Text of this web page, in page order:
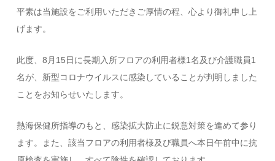
平素は当施設をご利用いただきご厚情の程、心より御礼申し上
げます。
此度、8月15日に長期入所フロアの利用者様1名及び介護職員1
名が、新型コロナウイルスに感染していることが判明しました
ことをお知らせいたします。
熱海保健所指導のもと、感染拡大防止に鋭意対策を進めて参り
ます。また、該当フロアの利用者様及び職員へ本日午前中に抗